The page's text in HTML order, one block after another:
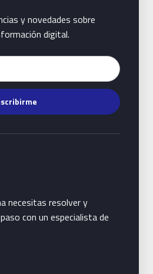
y novedades sobre
digital.
necesitas resolver y
con un especialista de